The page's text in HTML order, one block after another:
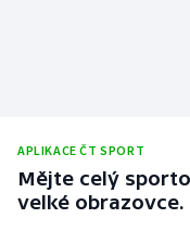
APLIKACE ČT SPORT
Mějte celý
velké obrazovce.